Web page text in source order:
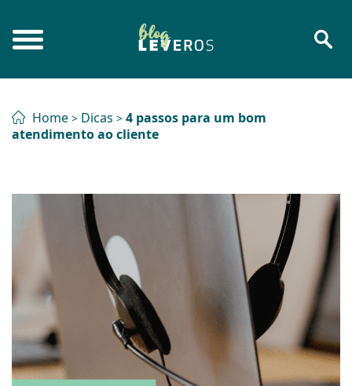
Home > Dicas > 4 passos para um bom
atendimento ao cliente